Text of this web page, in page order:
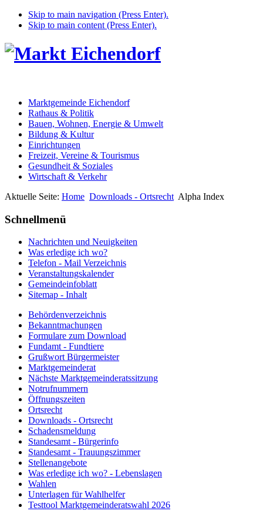
Skip to main navigation (Press Enter).
Skip to main content (Press Enter).
Marktgemeinde Eichendorf
Rathaus & Politik
Bauen, Wohnen, Energie & Umwelt
Bildung & Kultur
Einrichtungen
Freizeit, Vereine & Tourismus
Gesundheit & Soziales
Wirtschaft & Verkehr
Aktuelle Seite: Home Downloads - Ortsrecht Alpha Index
Schnellmenü
Nachrichten und Neuigkeiten
Was erledige ich wo?
Telefon - Mail Verzeichnis
Veranstaltungskalender
Gemeindeinfoblatt
Sitemap - Inhalt
Behördenverzeichnis
Bekanntmachungen
Formulare zum Download
Fundamt - Fundtiere
Grußwort Bürgermeister
Marktgemeinderat
Nächste Marktgemeinderatssitzung
Notrufnummern
Öffnungszeiten
Ortsrecht
Downloads - Ortsrecht
Schadensmeldung
Standesamt - Bürgerinfo
Standesamt - Trauungszimmer
Stellenangebote
Was erledige ich wo? - Lebenslagen
Wahlen
Unterlagen für Wahlhelfer
Testtool Marktgemeinderatswahl 2026